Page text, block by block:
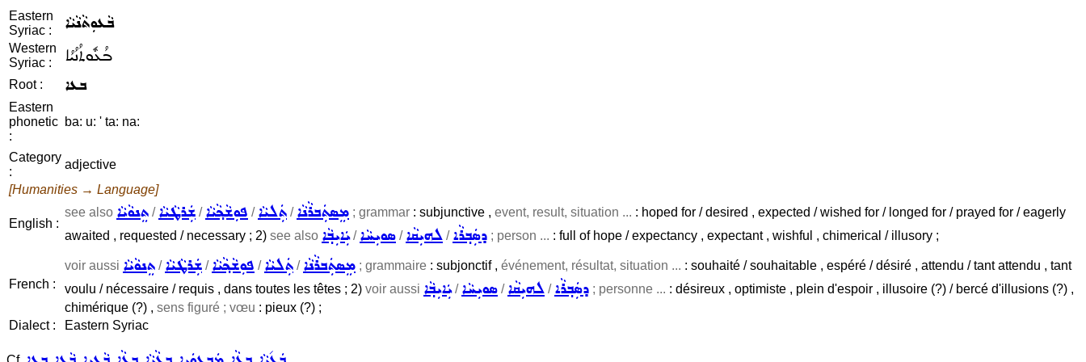
Eastern
Syriac :
ܒܵܥܘܼܬܵܢܵܝܵܐ
Western
Syriac :
ܒܳܥܽܘܬܳܢܳܝܳܐ
Root : ܒܥܐ
Eastern
phonetic
:
ba: u: ' ta: na:
Category
:
adjective
[Humanities → Language]
English :
see also ܬܸܢܘܵܝܵܐ /ܫܲܪܛܵܝܵܐ /ܦܘܼܫܵܟ݂ܵܝܵܐ /ܬܲܠܝܵܐ /ܡܸܣܬܲܒܪܵܢܵܐ ; grammar : subjunctive , event, result, situation ... : hoped for / desired , expected / wished for / longed for / prayed for / eagerly
awaited , requested / necessary ; 2) see also ܝܲܐܝܼܒ݂ܵܐ/ܣܘܝܼܚܵܐ /ܠܗܝܼܩܵܐ /ܕܣܲܒ݂ܪܵܐ ; person ... : full of hope / expectancy , expectant , wishful , chimerical / illusory ;
French :
voir aussi ܬܸܢܘܵܝܵܐ /ܫܲܪܛܵܝܵܐ /ܦܘܼܫܵܟ݂ܵܝܵܐ /ܬܲܠܝܵܐ /ܡܸܣܬܲܒܪܵܢܵܐ ; grammaire : subjonctif , événement, résultat, situation ... : souhaité / souhaitable , espéré / désiré , attendu / tant attendu , tant
voulu / nécessaire / requis , dans toutes les têtes ; 2) voir aussi ܝܲܐܝܼܒ݂ܵܐ/ܣܘܝܼܚܵܐ /ܠܗܝܼܩܵܐ /ܕܣܲܒ݂ܪܵܐ ; personne ... : désireux , optimiste , plein d'espoir , illusoire (?) / bercé d'illusions (?) ,
chimérique (?) , sens figuré ; vœu : pieux (?) ;
Dialect :
Eastern Syriac